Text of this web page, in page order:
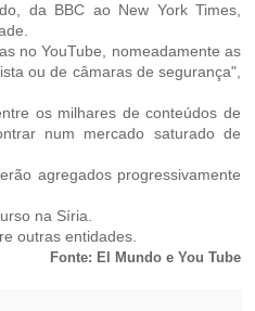
da BBC ao New York Times,
no YouTube, nomeadamente as
ou de câmaras de segurança",
os milhares de conteúdos de
num mercado saturado de
agregados progressivamente
na Síria.
outras entidades.
Fonte: El Mundo e You Tube